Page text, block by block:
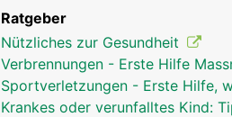
Ratgeber
Nützliches zur Gesundheit
Verbrennungen - Erste Hilfe
Sportverletzungen - Erste Hilfe,
Krankes oder verunfalltes Kind: